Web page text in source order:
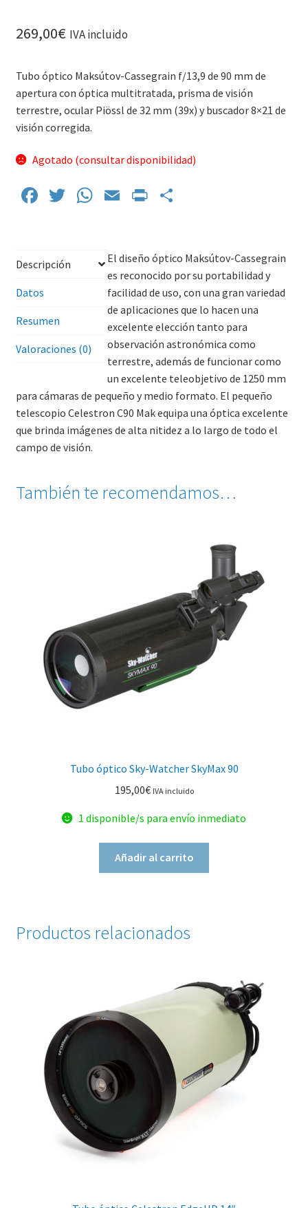
269,00€ IVA incluido
Tubo óptico Maksútov-Cassegrain f/13,9 de 90 mm de
apertura con óptica multitratada, prisma de visión
terrestre, ocular Piössl de 32 mm (39x) y buscador 8×21 de
visión corregida.
Agotado (consultar disponibilidad)
Fa
o
k
T
er
W
sA
p
p
E
l
Pr
ri
e
n
dl
y
p
ar
tir
Descripción
Datos
Resumen
Valoraciones (0)
El diseño óptico Maksútov-Cassegrain
es reconocido por su portabilidad y
facilidad de uso, con una gran variedad
de aplicaciones que lo hacen una
excelente elección tanto para
observación astronómica como
terrestre, además de funcionar como
un excelente teleobjetivo de 1250 mm
para cámaras de pequeño y medio formato. El pequeño
telescopio Celestron C90 Mak equipa una óptica excelente
que brinda imágenes de alta nitidez a lo largo de todo el
campo de visión.
También te recomendamos…
Tubo óptico Sky-Watcher SkyMax 90
195,00€ IVA incluido
1 disponible/s para envío inmediato
Añadir al carrito
Productos relacionados